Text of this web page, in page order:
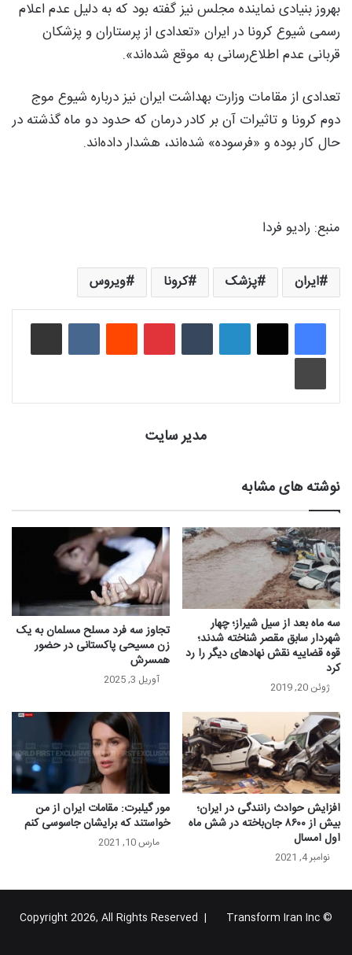
بهروز بنیادی نماینده مجلس نیز گفته بود که به دلیل عدم اعلام
رسمی شیوع کرونا در ایران «تعدادی از پرستاران و پزشکان
قربانی عدم اطلاع‌رسانی به موقع شده‌اند».
تعدادی از مقامات وزارت بهداشت ایران نیز درباره شیوع موج
دوم کرونا و تاثیرات آن بر کادر درمان که حدود دو ماه گذشته در
حال کار بوده و «فرسوده» شده‌اند، هشدار داده‌اند.
منبع: رادیو فردا
ایران پزشک کرونا ویروس
لینکدین ‫پین‌ترست ‫رددیت
چاپ
مدیر سایت
نوشته های مشابه
سه ماه بعد از سیل شیراز؛ چهار
شهردار سابق مقصر شناخته شدند؛
قوه قضاییه نقش نهادهای دیگر را رد
کرد
ژوئن 20, 2019
تجاوز سه فرد مسلح مسلمان به یک
زن مسیحی پاکستانی در حضور
همسرش
آوریل 3, 2025
افزایش حوادث رانندگی در ایران؛
بیش از ۸۶۰۰ جان‌باخته در شش ماه
اول امسال
نوامبر 4, 2021
مور گیلبرت: مقامات ایران از من
خواستند که برایشان جاسوسی کنم
مارس 10, 2021
© Copyright 2026, All Rights Reserved |
Transform Iran Inc